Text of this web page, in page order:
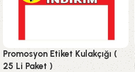
Promosyon Etiket Kulakçığı (
25 Li Paket )